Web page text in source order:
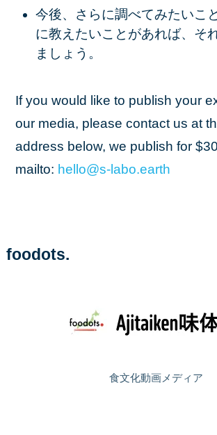
今後、さらに調べてみたいこ
に教えたいことがあれば、そ
ましょう。
If you would like to publish your
our media, please contact us at
address below, we publish for
mailto: hello@s-labo.earth
foodots.
食文化動画メディア